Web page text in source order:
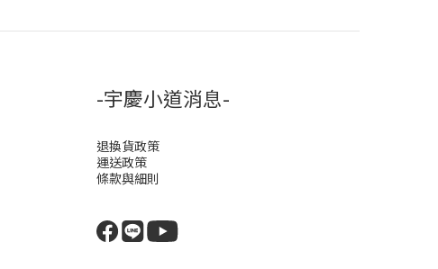
-宇慶小道消息-
退換貨政策
運送政策
條款與細則